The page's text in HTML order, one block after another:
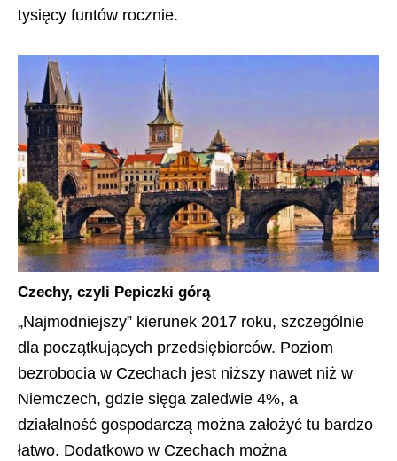
tysięcy funtów rocznie.
Czechy, czyli Pepiczki górą
„Najmodniejszy” kierunek 2017 roku, szczególnie
dla początkujących przedsiębiorców. Poziom
bezrobocia w Czechach jest niższy nawet niż w
Niemczech, gdzie sięga zaledwie 4%, a
działalność gospodarczą można założyć tu bardzo
łatwo. Dodatkowo w Czechach można